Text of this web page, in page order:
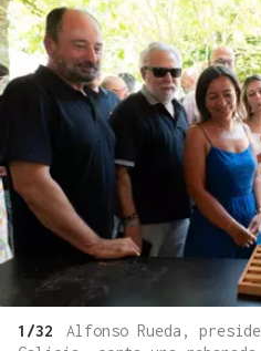
1/32
Alfonso Rueda,